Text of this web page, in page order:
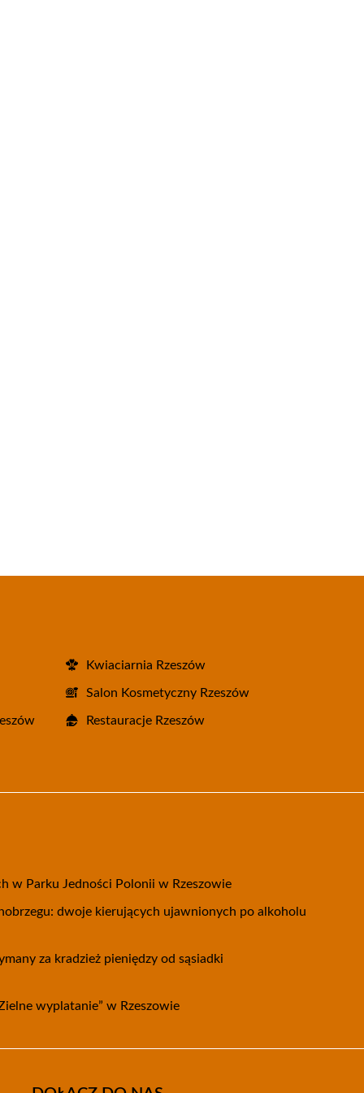
Kwiaciarnia Rzeszów
Salon Kosmetyczny Rzeszów
Restauracje Rzeszów
w Parku Jedności Polonii w Rzeszowie
dwoje kierujących ujawnionych po alkoholu
za kradzież pieniędzy od sąsiadki
wyplatanie” w Rzeszowie